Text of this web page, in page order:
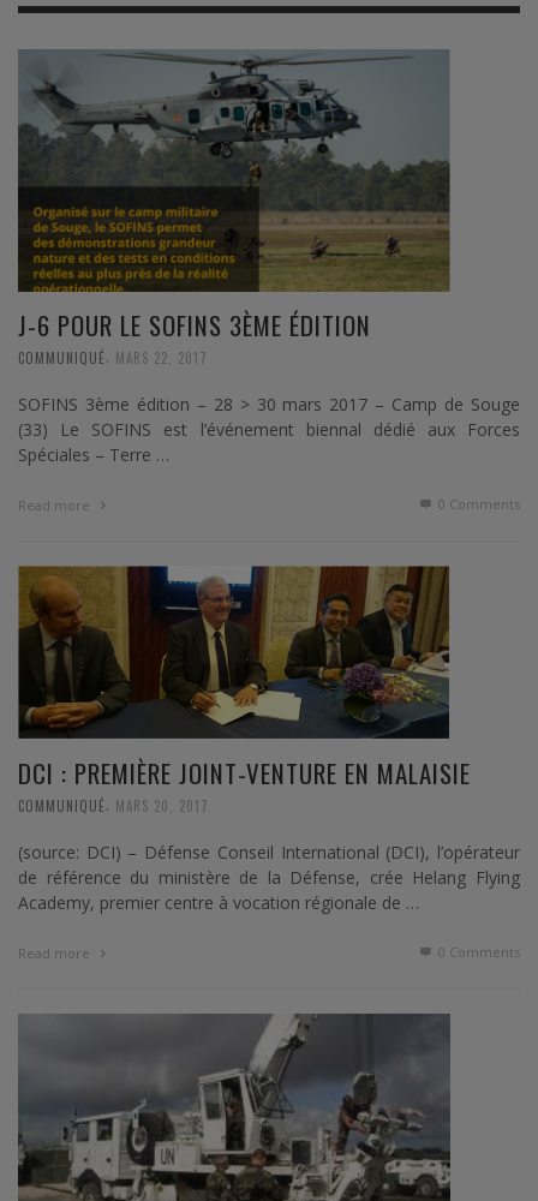
J-6 POUR LE SOFINS 3ÈME ÉDITION
COMMUNIQUÉ MARS 22, 2017
SOFINS 3ème édition – 28 > 30 mars 2017 – Camp de Souge
(33) Le SOFINS est l’événement biennal dédié aux Forces
Spéciales – Terre …
Read more 0 Comments
DCI : PREMIÈRE JOINT-VENTURE EN MALAISIE
COMMUNIQUÉ MARS 20, 2017
(source: DCI) – Défense Conseil International (DCI), l’opérateur
de référence du ministère de la Défense, crée Helang Flying
Academy, premier centre à vocation régionale de …
Read more 0 Comments